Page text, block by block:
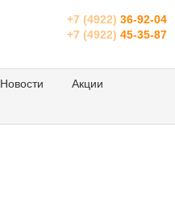
+7 (4922) 36-92-04
+7 (4922) 45-35-87
Новости Акции